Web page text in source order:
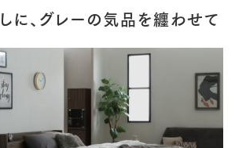
に、グレーの気品を纏わせて